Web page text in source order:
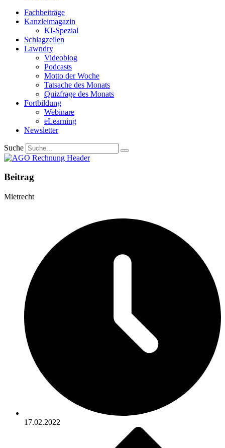
Fachbeiträge
Kanzleimagazin
KI-Spezial
Schlagzeilen
Lawndry
Videoblog
Podcasts
Motto der Woche
Tatsache des Monats
Quizfrage des Monats
Fortbildung
Webinare
eLearning
Newsletter
Suche
Beitrag
Mietrecht
17.02.2022